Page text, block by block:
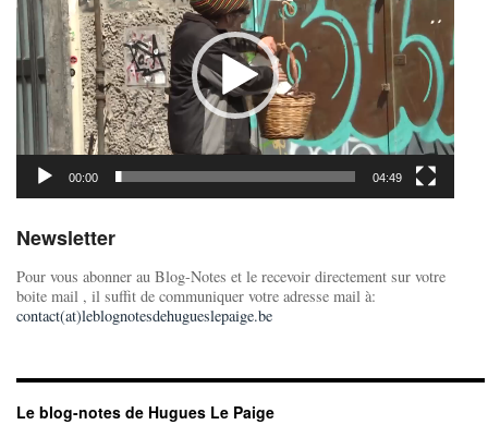
00:00 04:49
Newsletter
Pour vous abonner au Blog-Notes et le recevoir directement sur votre
boite mail , il suffit de communiquer votre adresse mail à:
contact(at)leblognotesdehugueslepaige.be
Le blog-notes de Hugues Le Paige